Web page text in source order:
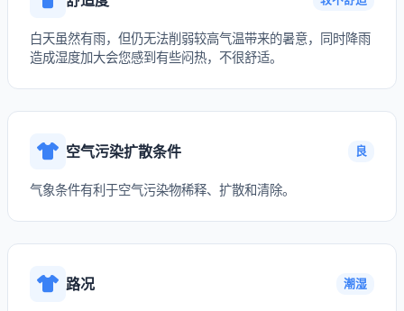
白天虽然有雨，但仍无法削弱较高气温带来的暑意，同时降雨
造成湿度加大会您感到有些闷热，不很舒适。
空气污染扩散条件 良
气象条件有利于空气污染物稀释、扩散和清除。
路况 潮湿